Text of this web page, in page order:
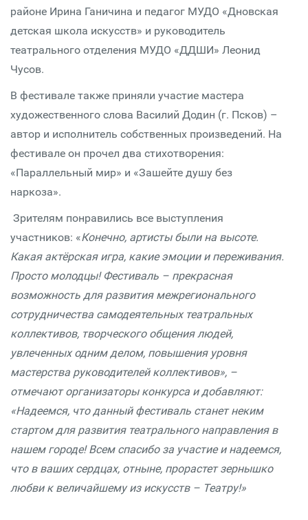
районе Ирина Ганичина и педагог МУДО «Дновская
детская школа искусств» и руководитель
театрального отделения МУДО «ДДШИ» Леонид
Чусов.
В фестивале также приняли участие мастера
художественного слова Василий Додин (г. Псков) –
автор и исполнитель собственных произведений. На
фестивале он прочел два стихотворения:
«Параллельный мир» и «Зашейте душу без
наркоза».
Зрителям понравились все выступления
участников: «Конечно, артисты были на высоте.
Какая актёрская игра, какие эмоции и переживания.
Просто молодцы! Фестиваль – прекрасная
возможность для развития межрегионального
сотрудничества самодеятельных театральных
коллективов, творческого общения людей,
увлеченных одним делом, повышения уровня
мастерства руководителей коллективов», –
отмечают организаторы конкурса и добавляют:
«Надеемся, что данный фестиваль станет неким
стартом для развития театрального направления в
нашем городе! Всем спасибо за участие и надеемся,
что в ваших сердцах, отныне, прорастет зернышко
любви к величайшему из искусств – Театру!»